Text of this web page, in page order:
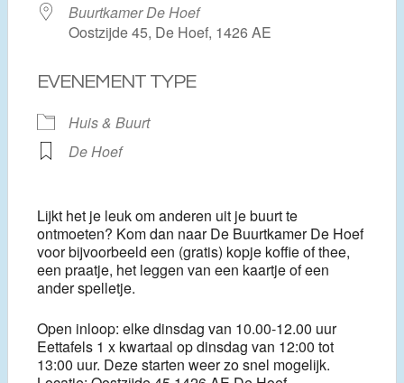
Buurtkamer De Hoef
Oostzijde 45, De Hoef, 1426 AE
EVENEMENT TYPE
Huis & Buurt
De Hoef
Lijkt het je leuk om anderen uit je buurt te
ontmoeten? Kom dan naar De Buurtkamer De Hoef
voor bijvoorbeeld een (gratis) kopje koffie of thee,
een praatje, het leggen van een kaartje of een
ander spelletje.
Open inloop: elke dinsdag van 10.00-12.00 uur
Eettafels 1 x kwartaal op dinsdag van 12:00 tot
13:00 uur. Deze starten weer zo snel mogelijk.